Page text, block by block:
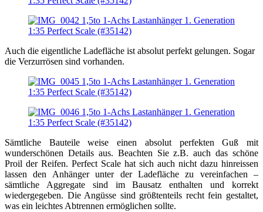
Auch die eigentliche Ladefläche ist absolut perfekt gelungen. Sogar
die Verzurrösen sind vorhanden.
Sämtliche Bauteile weise einen absolut perfekten Guß mit
wunderschönen Details aus. Beachten Sie z.B. auch das schöne
Proil der Reifen. Perfect Scale hat sich auch nicht dazu hinreissen
lassen den Anhänger unter der Ladefläche zu vereinfachen –
sämtliche Aggregate sind im Bausatz enthalten und korrekt
wiedergegeben. Die Angüsse sind größtenteils recht fein gestaltet,
was ein leichtes Abtrennen ermöglichen sollte.